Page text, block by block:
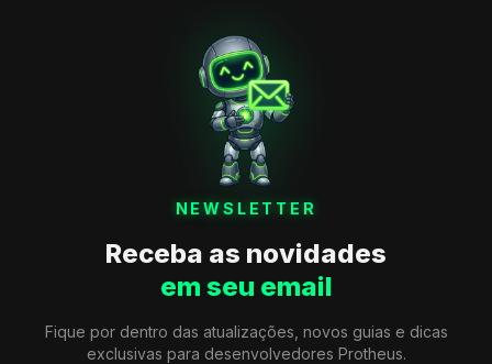
NEWSLETTER
Receba as novidades
em seu email
Fique por dentro das atualizações, novos guias e dicas
exclusivas para desenvolvedores Protheus.